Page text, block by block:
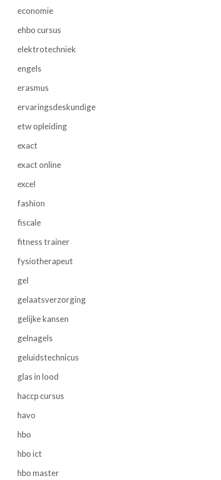
economie
ehbo cursus
elektrotechniek
engels
erasmus
ervaringsdeskundige
etw opleiding
exact
exact online
excel
fashion
fiscale
fitness trainer
fysiotherapeut
gel
gelaatsverzorging
gelijke kansen
gelnagels
geluidstechnicus
glas in lood
haccp cursus
havo
hbo
hbo ict
hbo master